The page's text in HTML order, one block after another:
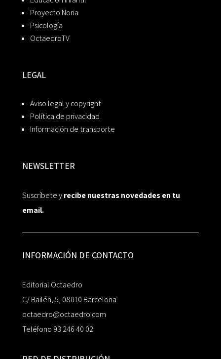
Proyecto Noria
Psicología
OctaedroTV
LEGAL
Aviso legal y copyright
Política de privacidad
Información de transporte
NEWSLETTER
Suscríbete yrecibe nuestras novedades en tu
email.
INFORMACIÓN DE CONTACTO
Editorial Octaedro
C/ Bailén, 5, 08010 Barcelona
octaedro@octaedro.com
Teléfono 93 246 40 02